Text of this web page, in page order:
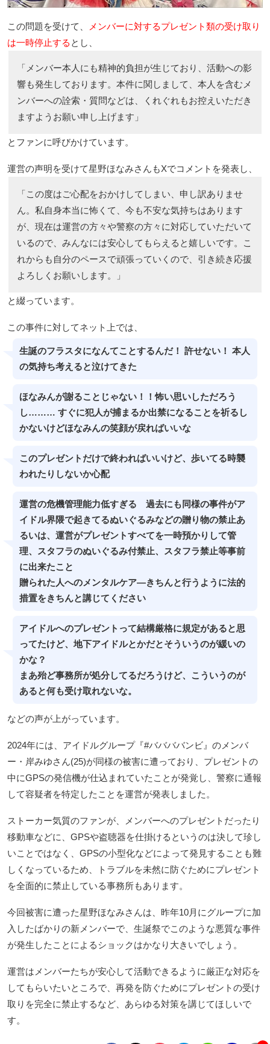
この問題を受けて、
メンバーに対するプレゼント類の受け取り
は一時停止する とし、
「メンバー本人にも精神的負担が生じており、活動への影
響も発生しております。本件に関しまして、本人を含むメ
ンバーへの詮索・質問などは、くれぐれもお控えいただき
ますようお願い申し上げます」
とファンに呼びかけています。
運営の声明を受けて星野ほなみさんもXでコメントを発表し、
「この度はご心配をおかけしてしまい、申し訳ありませ
ん。私自身本当に怖くて、今も不安な気持ちはあります
が、現在は運営の方々や警察の方々に対応していただいて
いるので、みんなには安心してもらえると嬉しいです。こ
れからも自分のペースで頑張っていくので、引き続き応援
よろしくお願いします。」
と綴っています。
この事件に対してネット上では、
生誕のフラスタになんてことするんだ！ 許せない！ 本人
の気持ち考えると泣けてきた
ほなみんが謝ることじゃない！！怖い思いしただろう
し……… すぐに犯人が捕まるか出禁になることを祈るし
かないけどほなみんの笑顔が戻ればいいな
このプレゼントだけで終わればいいけど、歩いてる時襲
われたりしないか心配
運営の危機管理能力低すぎる 過去にも同様の事件がア
イドル界隈で起きてるぬいぐるみなどの贈り物の禁止あ
るいは、運営がプレゼントすべてを一時預かりして管
理、スタフラのぬいぐるみ付禁止、スタフラ禁止等事前
に出来たこと
贈られた人へのメンタルケア―きちんと行うように法的
措置をきちんと講じてください
アイドルへのプレゼントって結構厳格に規定があると思
ってたけど、地下アイドルとかだとそういうのが緩いの
かな？
まあ殆ど事務所が処分してるだろうけど、こういうのが
あると何も受け取れないな。
などの声が上がっています。
2024年には、アイドルグループ『#ババババンビ』のメンバ
ー・岸みゆさん(25)が同様の被害に遭っており、プレゼントの
中にGPSの発信機が仕込まれていたことが発覚し、警察に通報
して容疑者を特定したことを運営が発表しました。
ストーカー気質のファンが、メンバーへのプレゼントだったり
移動車などに、GPSや盗聴器を仕掛けるというのは決して珍し
いことではなく、GPSの小型化などによって発見することも難
しくなっているため、トラブルを未然に防ぐためにプレゼント
を全面的に禁止している事務所もあります。
今回被害に遭った星野ほなみさんは、昨年10月にグループに加
入したばかりの新メンバーで、生誕祭でこのような悪質な事件
が発生したことによるショックはかなり大きいでしょう。
運営はメンバーたちが安心して活動できるように厳正な対応を
してもらいたいところで、再発を防ぐためにプレゼントの受け
取りを完全に禁止するなど、あらゆる対策を講じてほしいで
す。